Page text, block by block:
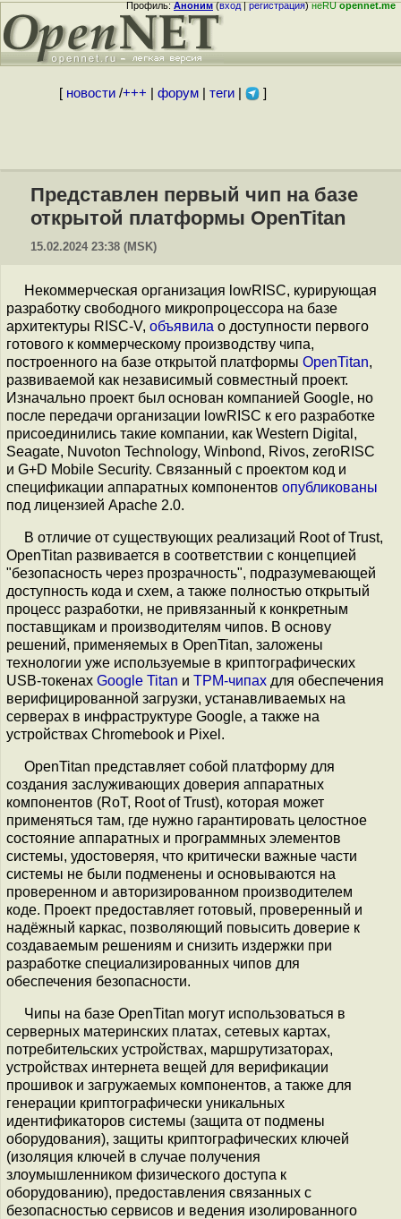
Профиль:Аноним(вход|регистрация)неRUopennet.me
[ новости/+++ форум| теги| ]
Представлен первый чип на базе
открытой платформы OpenTitan
15.02.2024 23:38 (MSK)
Некоммерческая организация lowRISC, курирующая
разработку свободного микропроцессора на базе
архитектуры RISC-V, объявила о доступности первого
готового к коммерческому производству чипа,
построенного на базе открытой платформы OpenTitan,
развиваемой как независимый совместный проект.
Изначально проект был основан компанией Google, но
после передачи организации lowRISC к его разработке
присоединились такие компании, как Western Digital,
Seagate, Nuvoton Technology, Winbond, Rivos, zeroRISC
и G+D Mobile Security. Связанный с проектом код и
спецификации аппаратных компонентов опубликованы
под лицензией Apache 2.0.
В отличие от существующих реализаций Root of Trust,
OpenTitan развивается в соответствии с концепцией
"безопасность через прозрачность", подразумевающей
доступность кода и схем, а также полностью открытый
процесс разработки, не привязанный к конкретным
поставщикам и производителям чипов. В основу
решений, применяемых в OpenTitan, заложены
технологии уже используемые в криптографических
USB-токенах Google Titan и TPM-чипах для обеспечения
верифицированной загрузки, устанавливаемых на
серверах в инфраструктуре Google, а также на
устройствах Chromebook и Pixel.
OpenTitan представляет собой платформу для
создания заслуживающих доверия аппаратных
компонентов (RoT, Root of Trust), которая может
применяться там, где нужно гарантировать целостное
состояние аппаратных и программных элементов
системы, удостоверяя, что критически важные части
системы не были подменены и основываются на
проверенном и авторизированном производителем
коде. Проект предоставляет готовый, проверенный и
надёжный каркас, позволяющий повысить доверие к
создаваемым решениям и снизить издержки при
разработке специализированных чипов для
обеспечения безопасности.
Чипы на базе OpenTitan могут использоваться в
серверных материнских платах, сетевых картах,
потребительских устройствах, маршрутизаторах,
устройствах интернета вещей для верификации
прошивок и загружаемых компонентов, а также для
генерации криптографически уникальных
идентификаторов системы (защита от подмены
оборудования), защиты криптографических ключей
(изоляция ключей в случае получения
злоумышленником физического доступа к
оборудованию), предоставления связанных с
безопасностью сервисов и ведения изолированного